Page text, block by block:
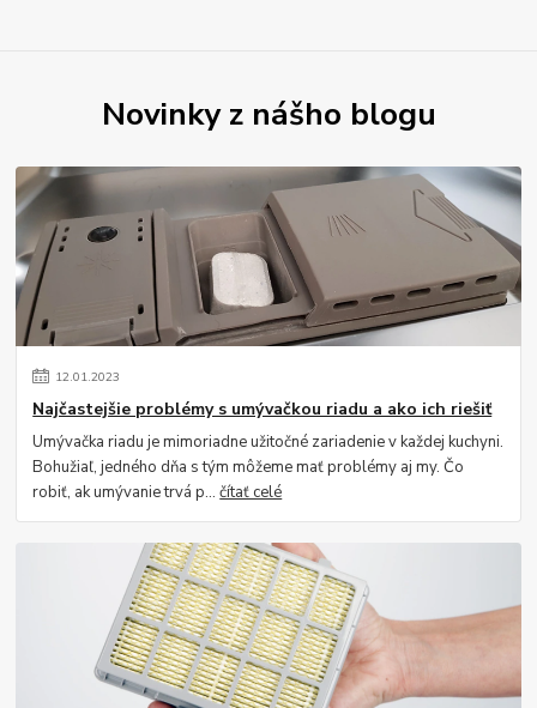
Novinky z nášho blogu
12.01.2023
Najčastejšie problémy s umývačkou riadu a ako ich riešiť
Umývačka riadu je mimoriadne užitočné zariadenie v každej kuchyni.
Bohužiaľ, jedného dňa s tým môžeme mať problémy aj my. Čo
robiť, ak umývanie trvá p...čítať celé